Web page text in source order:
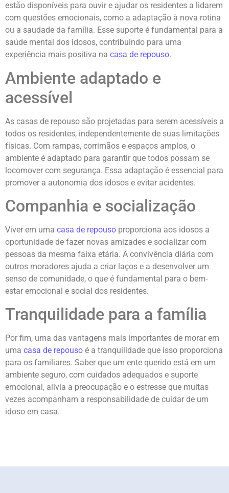
estão disponíveis para ouvir e ajudar os residentes a lidarem
com questões emocionais, como a adaptação à nova rotina
ou a saudade da família. Esse suporte é fundamental para a
saúde mental dos idosos, contribuindo para uma
experiência mais positiva na casa de repouso.
Ambiente adaptado e
acessível
As casas de repouso são projetadas para serem acessíveis a
todos os residentes, independentemente de suas limitações
físicas. Com rampas, corrimãos e espaços amplos, o
ambiente é adaptado para garantir que todos possam se
locomover com segurança. Essa adaptação é essencial para
promover a autonomia dos idosos e evitar acidentes.
Companhia e socialização
Viver em uma casa de repouso proporciona aos idosos a
oportunidade de fazer novas amizades e socializar com
pessoas da mesma faixa etária. A convivência diária com
outros moradores ajuda a criar laços e a desenvolver um
senso de comunidade, o que é fundamental para o bem-
estar emocional e social dos residentes.
Tranquilidade para a família
Por fim, uma das vantagens mais importantes de morar em
uma casa de repouso é a tranquilidade que isso proporciona
para os familiares. Saber que um ente querido está em um
ambiente seguro, com cuidados adequados e suporte
emocional, alivia a preocupação e o estresse que muitas
vezes acompanham a responsabilidade de cuidar de um
idoso em casa.